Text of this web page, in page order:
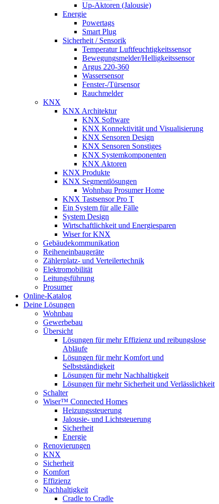
Up-Aktoren (Jalousie)
Energie
Powertags
Smart Plug
Sicherheit / Sensorik
Temperatur Luftfeuchtigkeitssensor
Bewegungsmelder/Helligkeitssensor
Argus 220-360
Wassersensor
Fenster-/Türsensor
Rauchmelder
KNX
KNX Architektur
KNX Software
KNX Konnektivität und Visualisierung
KNX Sensoren Design
KNX Sensoren Sonstiges
KNX Systemkomponenten
KNX Aktoren
KNX Produkte
KNX Segmentlösungen
Wohnbau Prosumer Home
KNX Tastsensor Pro T
Ein System für alle Fälle
System Design
Wirtschaftlichkeit und Energiesparen
Wiser for KNX
Gebäudekommunikation
Reiheneinbaugeräte
Zählerplatz- und Verteilertechnik
Elektromobilität
Leitungsführung
Prosumer
Online-Katalog
Deine Lösungen
Wohnbau
Gewerbebau
Übersicht
Lösungen für mehr Effizienz und reibungslose
Abläufe
Lösungen für mehr Komfort und
Selbstständigkeit
Lösungen für mehr Nachhaltigkeit
Lösungen für mehr Sicherheit und Verlässlichkeit
Schalter
Wiser™ Connected Homes
Heizungssteuerung
Jalousie- und Lichtsteuerung
Sicherheit
Energie
Renovierungen
KNX
Sicherheit
Komfort
Effizienz
Nachhaltigkeit
Cradle to Cradle